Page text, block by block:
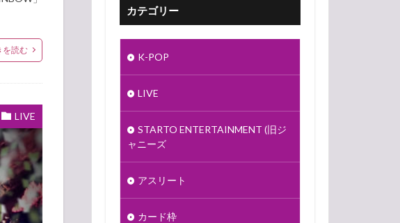
を読む
LIVE
カテゴリー
K-POP
LIVE
STARTO ENTERTAINMENT (旧ジ
ャニーズ
アスリート
カード枠